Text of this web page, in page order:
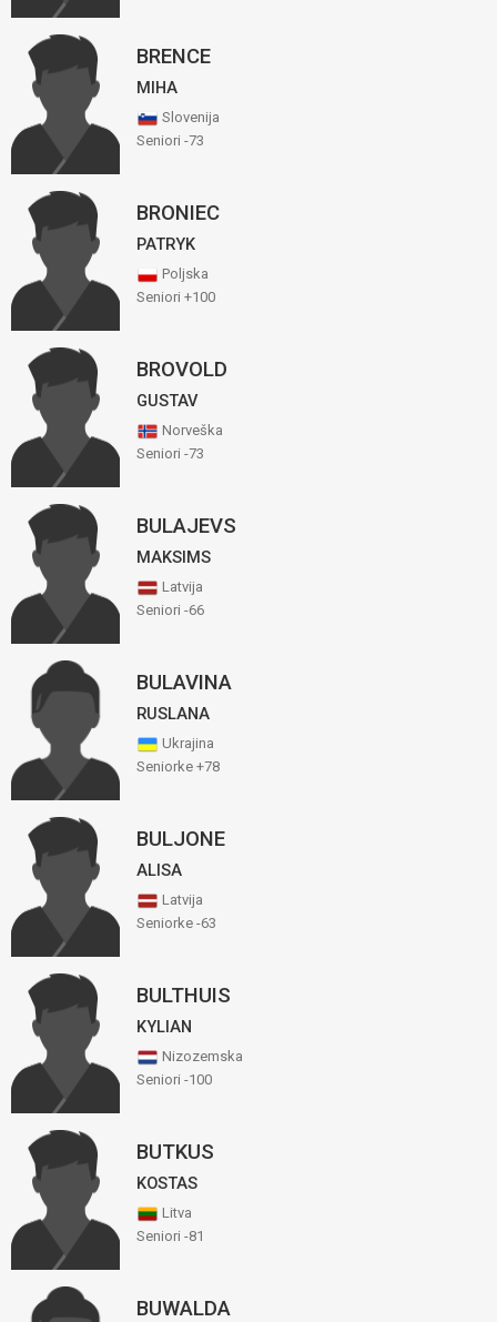
BRENCE
MIHA
Slovenija
Seniori -73
BRONIEC
PATRYK
Poljska
Seniori +100
BROVOLD
GUSTAV
Norveška
Seniori -73
BULAJEVS
MAKSIMS
Latvija
Seniori -66
BULAVINA
RUSLANA
Ukrajina
Seniorke +78
BULJONE
ALISA
Latvija
Seniorke -63
BULTHUIS
KYLIAN
Nizozemska
Seniori -100
BUTKUS
KOSTAS
Litva
Seniori -81
BUWALDA